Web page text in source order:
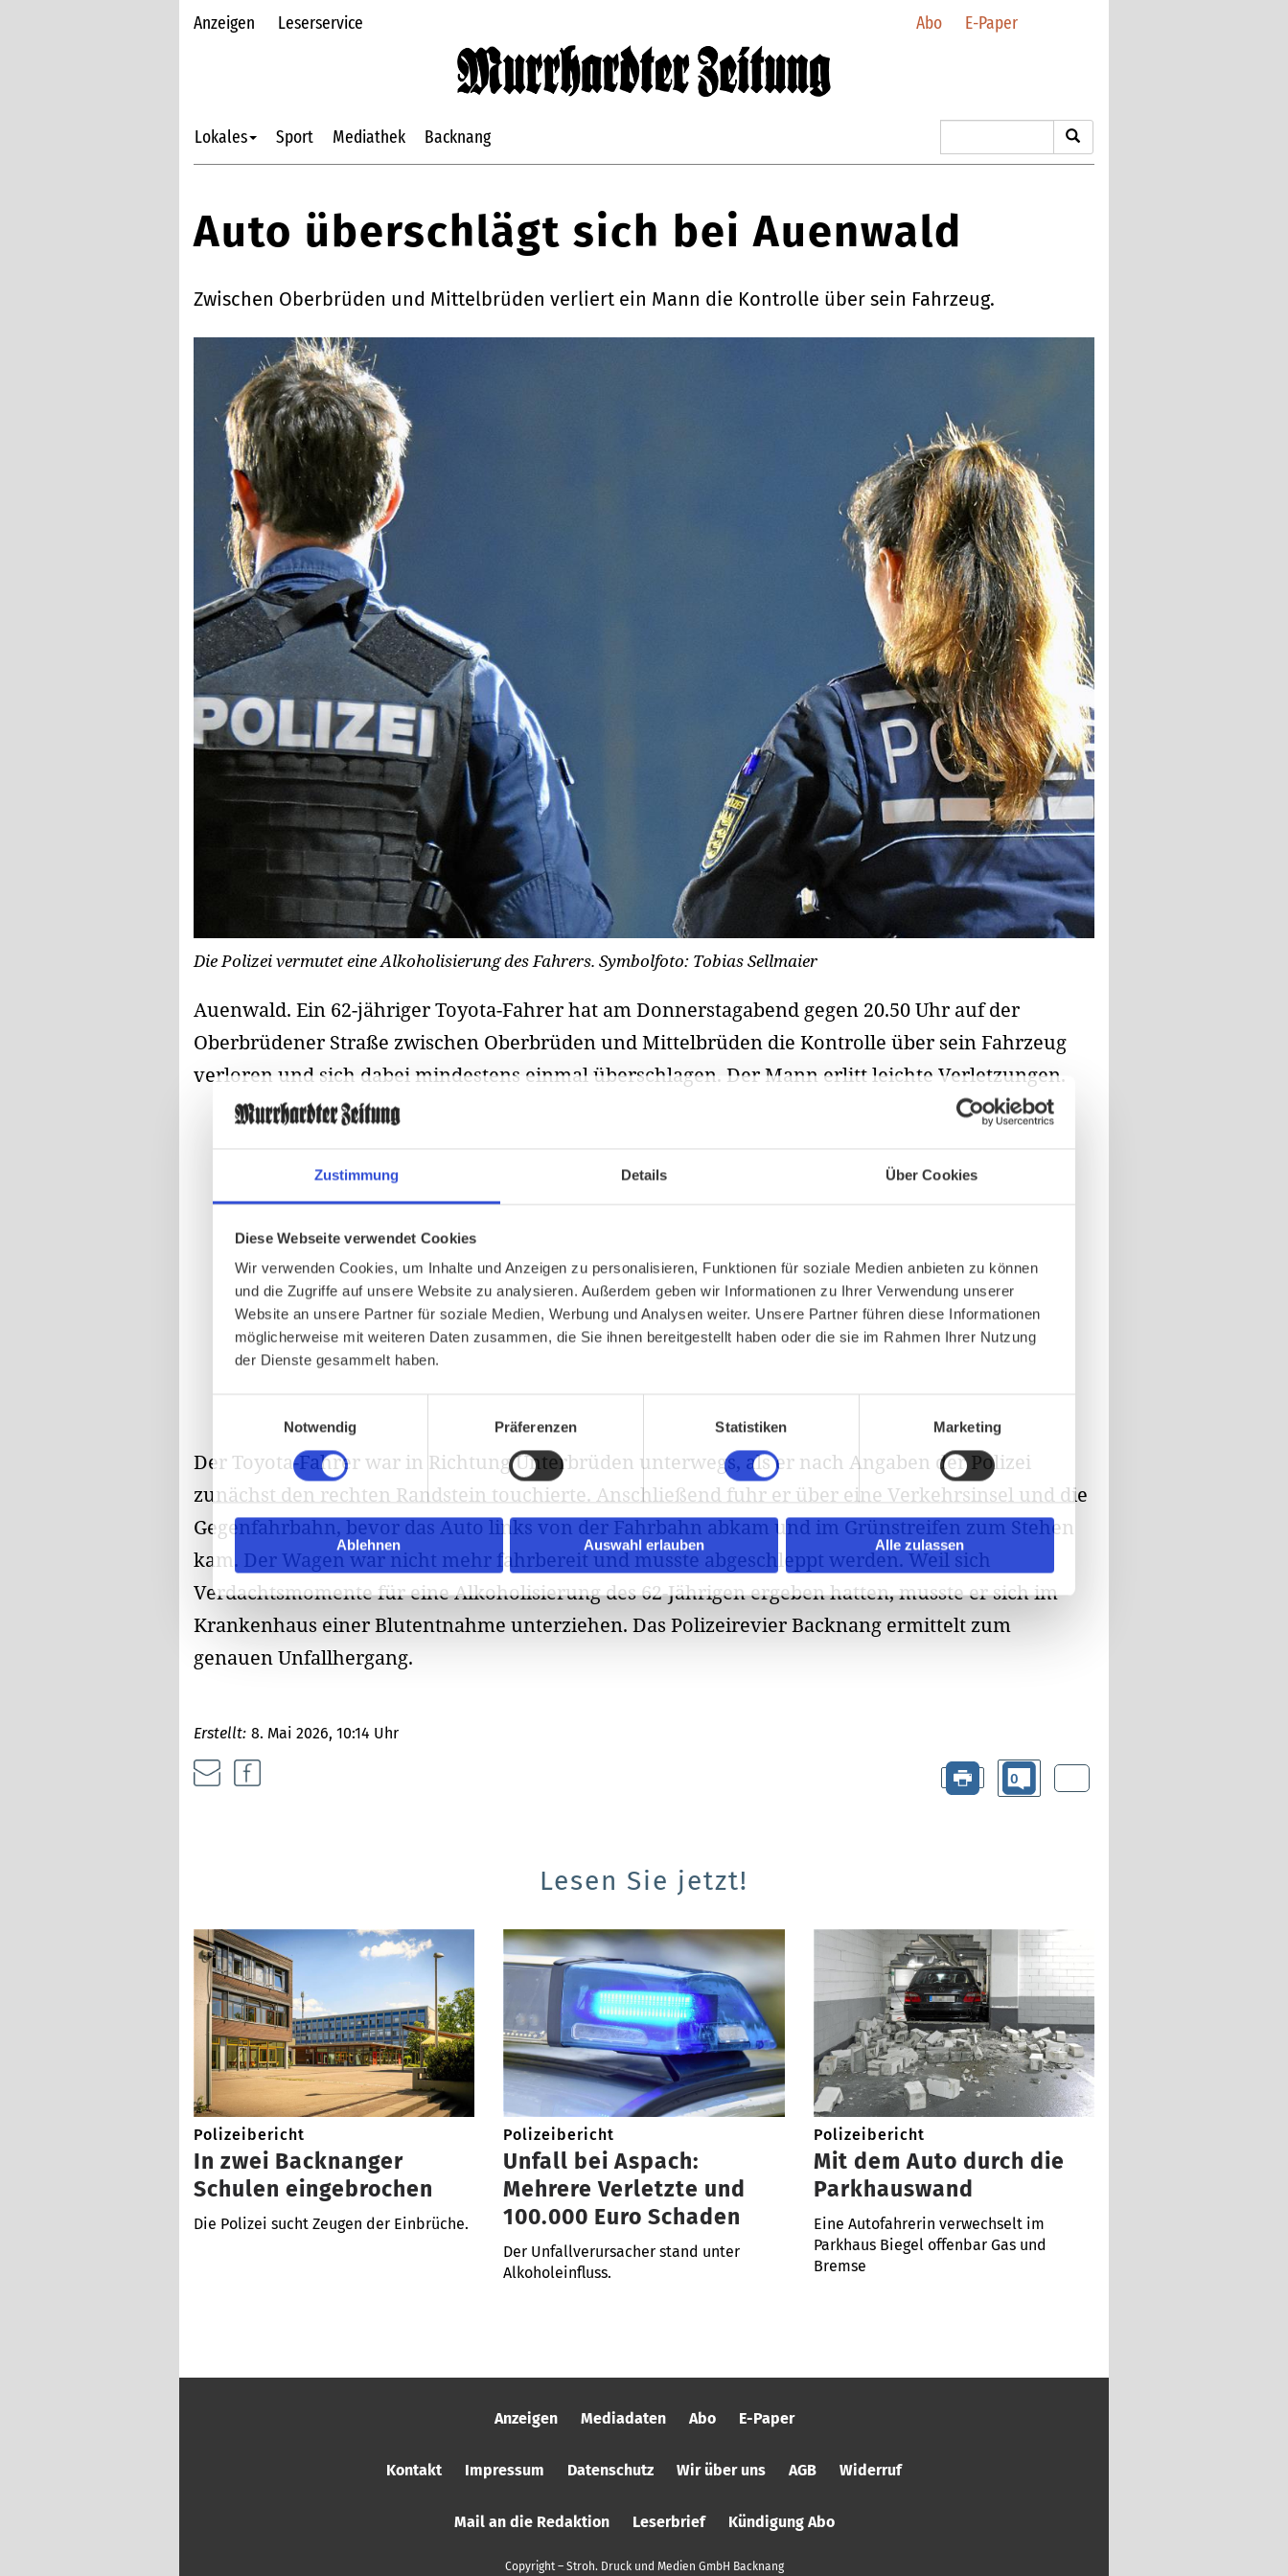
Zustimmung Details Über Cookies
Diese Webseite verwendet Cookies
Wir verwenden Cookies, um Inhalte und Anzeigen zu personalisieren, Funktionen für soziale Medien anbieten zu können
und die Zugriffe auf unsere Website zu analysieren. Außerdem geben wir Informationen zu Ihrer Verwendung unserer
Website an unsere Partner für soziale Medien, Werbung und Analysen weiter. Unsere Partner führen diese Informationen
möglicherweise mit weiteren Daten zusammen, die Sie ihnen bereitgestellt haben oder die sie im Rahmen Ihrer Nutzung
der Dienste gesammelt haben.
Notwendig
Präferenzen Statistiken Marketing
Ablehnen Auswahl erlauben Alle zulassen
Anzeigen Leserservice Abo E-Paper
Lokales Sport Mediathek Backnang
Auto überschlägt sich bei Auenwald
Zwischen Oberbrüden und Mittelbrüden verliert ein Mann die Kontrolle über sein Fahrzeug.
Die Polizei vermutet eine Alkoholisierung des Fahrers. Symbolfoto: Tobias Sellmaier
Auenwald. Ein 62-jähriger Toyota-Fahrer hat am Donnerstagabend gegen 20.50 Uhr auf der
Oberbrüdener Straße zwischen Oberbrüden und Mittelbrüden die Kontrolle über sein Fahrzeug
verloren und sich dabei mindestens einmal überschlagen. Der Mann erlitt leichte Verletzungen.
Der Toyota-Fahrer war in Richtung Unterbrüden unterwegs, als er nach Angaben der Polizei
zunächst den rechten Randstein touchierte. Anschließend fuhr er über eine Verkehrsinsel und die
Gegenfahrbahn, bevor das Auto links von der Fahrbahn abkam und im Grünstreifen zum Stehen
kam. Der Wagen war nicht mehr fahrbereit und musste abgeschleppt werden. Weil sich
Verdachtsmomente für eine Alkoholisierung des 62-Jährigen ergeben hatten, musste er sich im
Krankenhaus einer Blutentnahme unterziehen. Das Polizeirevier Backnang ermittelt zum
genauen Unfallhergang.
Erstellt: 8. Mai 2026, 10:14 Uhr
0
Lesen Sie jetzt!
Polizeibericht
In zwei Backnanger
Schulen eingebrochen
Die Polizei sucht Zeugen der Einbrüche.
Polizeibericht
Unfall bei Aspach:
Mehrere Verletzte und
100.000 Euro Schaden
Der Unfallverursacher stand unter
Alkoholeinfluss.
Polizeibericht
Mit dem Auto durch die
Parkhauswand
Eine Autofahrerin verwechselt im
Parkhaus Biegel offenbar Gas und
Bremse
Anzeigen Mediadaten Abo E-Paper
Kontakt Impressum Datenschutz Wir über uns AGB Widerruf
Mail an die Redaktion Leserbrief Kündigung Abo
Copyright – Stroh. Druck und Medien GmbH Backnang